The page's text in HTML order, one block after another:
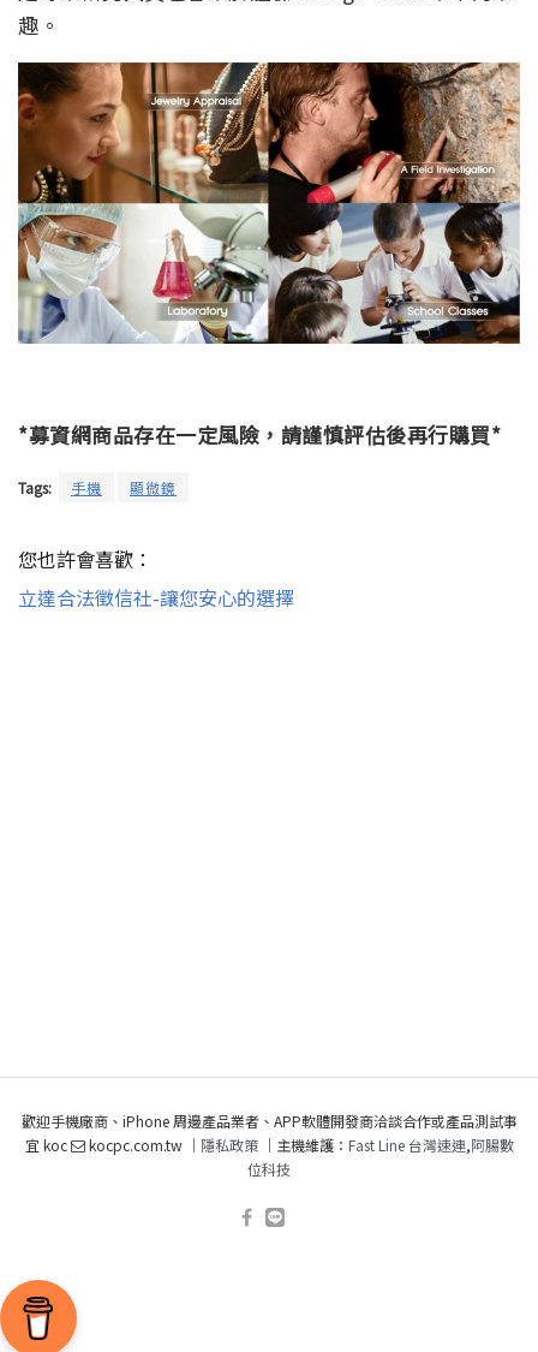
趣。
*募資網商品存在一定風險，請謹慎評估後再行購買*
Tags: 手機 顯微鏡
您也許會喜歡：
立達合法徵信社-讓您安心的選擇
歡迎手機廠商、iPhone 周邊產品業者、APP軟體開發商洽談合作或產品測試事
宜 koc
kocpc.com.tw ｜ 隱私政策｜主機維護： Fast Line 台灣速連,阿腸數
位科技